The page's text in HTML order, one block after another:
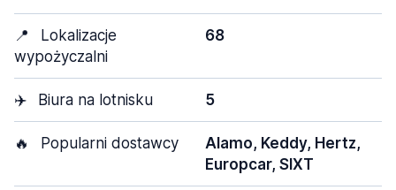
📍
Lokalizacje
wypożyczalni
68
✈️ Biura na lotnisku 5
🔥 Popularni dostawcy
Alamo, Keddy, Hertz,
Europcar, SIXT